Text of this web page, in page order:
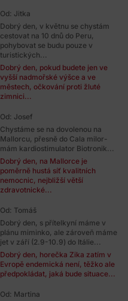
Od: Jitka
Dobrý den, v květnu se chystám
cestovat na 10 dnů do Peru,
pohybovat se budu pouze v
turistických...
Dobrý den, pokud budete jen ve
vyšší nadmořské výšce a ve
městech, očkování proti žluté
zimnici...
Od: Josef
Chystáme se na dovolenou na
Mallorcu, přesně do Cala milor-
mám kardiostimulator Biotronik...
Dobrý den, na Mallorce je
poměrně hustá síť kvalitních
nemocnic, nejbližší větší
zdravotnické...
Od: Tomáš
Dobrý den, s přítelkyní máme v
plánu miminko, ale zároveň máme
jet v září (2.9-10.9) do Itálie...
Dobrý den, horečka Zika zatím v
Evropě endemická není, těžko ale
předpokládat, jaká bude situace...
Od: Martina